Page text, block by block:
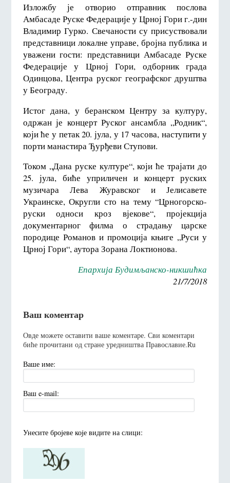
Изложбу је отворио отправник послова
Амбасаде Руске Федерације у Црној Гори г.-дин
Владимир Гурко. Свечаности су присуствовали
представници локалне управе, бројна публика и
уважени гости: представници Амбасаде Руске
Федерације у Црној Гори, одборник града
Одинцова, Центра руског географског друштва
у Београду.
Истог дана, у беранском Центру за културу,
одржан је концерт Руског ансамбла „Родник“,
који ће у петак 20. јула, у 17 часова, наступити у
порти манастира Ђурђеви Ступови.
Током „Дана руске културе“, који ће трајати до
25. јула, биће уприличен и концерт руских
музичара Лева Журавског и Јелисавете
Украинске, Округли сто на тему “Црногорско-
руски односи кроз вјекове“, пројекција
документарног филма о страдању царске
породице Романов и промоција књиге „Руси у
Црној Гори“, аутора Зорана Локтионова.
Епархија Будимљанско-никшићка
21/7/2018
Ваш коментар
Овде можете оставити ваше коментаре. Сви коментари
биће прочитани од стране уредништва Православие.Ru
Ваше име:
Ваш e-mail:
Унесите броjеве коjе видите на слици: